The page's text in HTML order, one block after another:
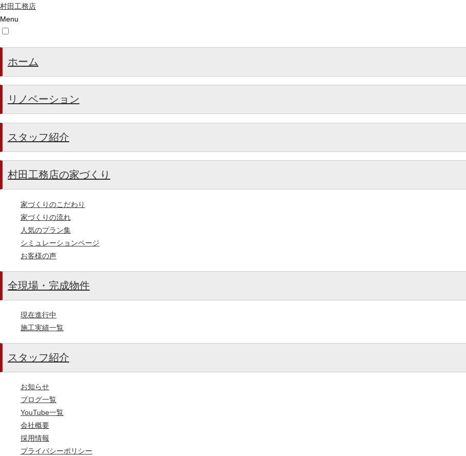
村田工務店
Menu
ホーム
リノベーション
スタッフ紹介
村田工務店の家づくり
家づくりのこだわり
家づくりの流れ
人気のプラン集
シミュレーションページ
お客様の声
全現場・完成物件
現在進行中
施工実績一覧
スタッフ紹介
お知らせ
ブログ一覧
YouTube一覧
会社概要
採用情報
プライバシーポリシー